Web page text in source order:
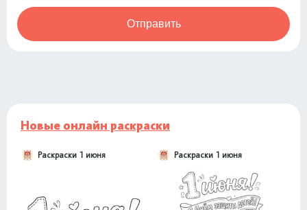
Отправить
Новые онлайн раскраски
Раскраски 1 июня Раскраски 1 июня